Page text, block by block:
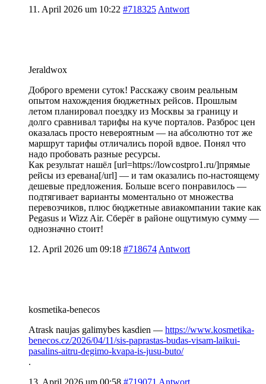
11. April 2026 um 10:22 #718325 Antwort
Jeraldwox
Доброго времени суток! Расскажу своим реальным
опытом нахождения бюджетных рейсов. Прошлым
летом планировал поездку из Москвы за границу и
долго сравнивал тарифы на куче порталов. Разброс цен
оказалась просто невероятным — на абсолютно тот же
маршрут тарифы отличались порой вдвое. Понял что
надо пробовать разные ресурсы.
Как результат нашёл [url=https://lowcostpro1.ru/]прямые
рейсы из еревана[/url] — и там оказались по-настоящему
дешевые предложения. Больше всего понравилось —
подтягивает варианты моментально от множества
перевозчиков, плюс бюджетные авиакомпании такие как
Pegasus и Wizz Air. Сберёг в районе ощутимую сумму —
однозначно стоит!
12. April 2026 um 09:18 #718674 Antwort
kosmetika-benecos
Atrask naujas galimybes kasdien — https://www.kosmetika-
benecos.cz/2026/04/11/sis-paprastas-budas-visam-laikui-
pasalins-aitru-degimo-kvapa-is-jusu-buto/
.
13. April 2026 um 00:58 #719071 Antwort